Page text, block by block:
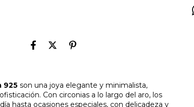
925 son una joya elegante y minimalista,
Con circonias a lo largo del aro, los
hasta ocasiones especiales, con delicadeza y